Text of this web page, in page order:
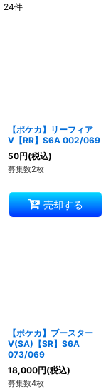
24件
【ポケカ】リーフィア
V【RR】S6A 002/069
50円(税込)
募集数2枚
売却する
【ポケカ】ブースター
V(SA)【SR】S6A
073/069
18,000円(税込)
募集数4枚